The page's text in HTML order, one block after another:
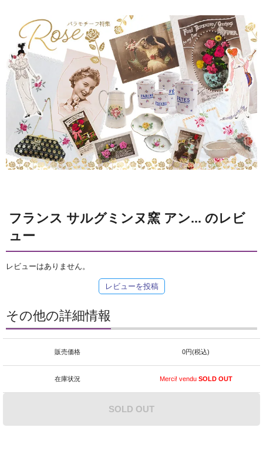
フランス サルグミンヌ窯 アン... のレビ
ュー
レビューはありません。
レビューを投稿
その他の詳細情報
販売価格 0円(税込)
在庫状況 Merci! venduSOLD OUT
SOLD OUT